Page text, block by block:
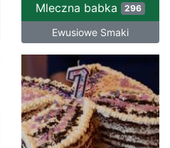
Mleczna babka 296
Ewusiowe Smaki